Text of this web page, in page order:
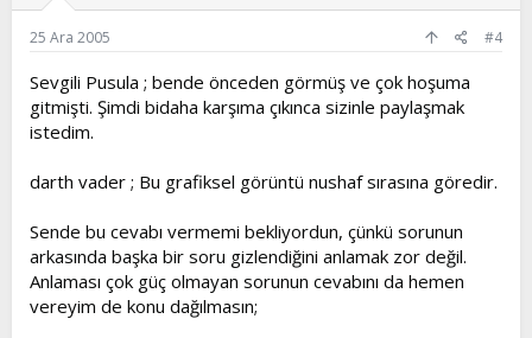
25 Ara 2005 #4
Sevgili Pusula ; bende önceden görmüş ve çok hoşuma
gitmişti. Şimdi bidaha karşıma çıkınca sizinle paylaşmak
istedim.
darth vader ; Bu grafiksel görüntü nushaf sırasına göredir.
Sende bu cevabı vermemi bekliyordun, çünkü sorunun
arkasında başka bir soru gizlendiğini anlamak zor değil.
Anlaması çok güç olmayan sorunun cevabını da hemen
vereyim de konu dağılmasın;